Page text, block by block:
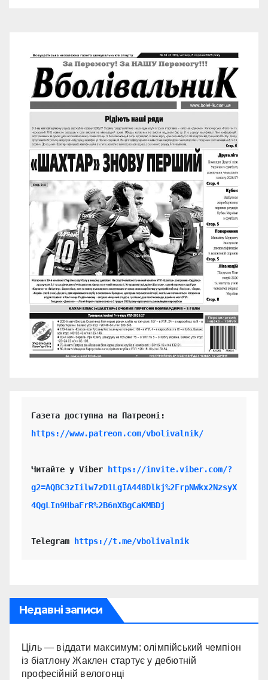
https://www.patreon.com/vbolivalnik/
Читайте у Viber
https://invite.viber.com/?
g2=AQBC3zIilw7zD1LgIA448Dlkj%2FrpNWkx2NzsyX
4QgLIn9HbaFrR%2B6nXBgCaKMBDj
Telegram https://t.me/vbolivalnik
Недавні записи
Ціль — віддати максимум: олімпійський чемпіон
із біатлону Жаклен стартує у дебютній
професійній велогонці